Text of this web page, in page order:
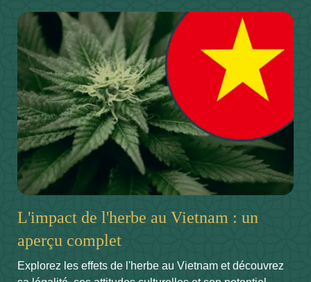
L'impact de l'herbe au Vietnam : un
aperçu complet
Explorez les effets de l'herbe au Vietnam et découvrez